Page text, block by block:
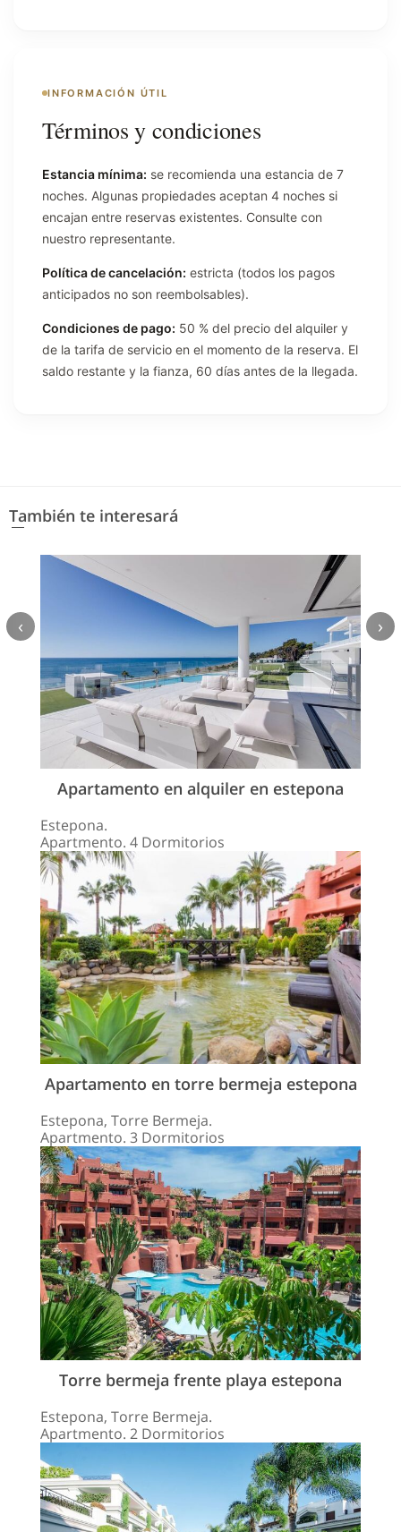
INFORMACIÓN ÚTIL
Términos y condiciones
Estancia mínima: se recomienda una estancia de 7
noches. Algunas propiedades aceptan 4 noches si
encajan entre reservas existentes. Consulte con
nuestro representante.
Política de cancelación: estricta (todos los pagos
anticipados no son reembolsables).
Condiciones de pago: 50 % del precio del alquiler y
de la tarifa de servicio en el momento de la reserva. El
saldo restante y la fianza, 60 días antes de la llegada.
También te interesará
Apartamento en alquiler en estepona
Estepona.
Apartmento. 4 Dormitorios
Apartamento en torre bermeja estepona
Estepona, Torre Bermeja.
Apartmento. 3 Dormitorios
Torre bermeja frente playa estepona
Estepona, Torre Bermeja.
Apartmento. 2 Dormitorios
‹ ›